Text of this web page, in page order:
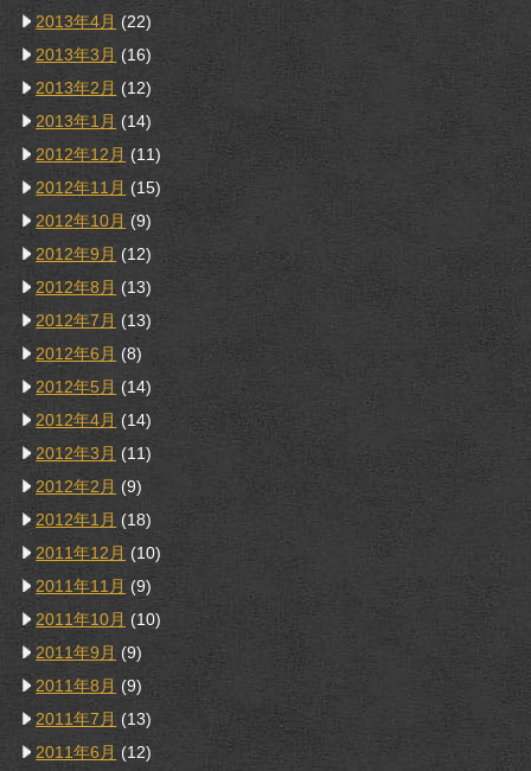
2013年4月 (22)
2013年3月 (16)
2013年2月 (12)
2013年1月 (14)
2012年12月 (11)
2012年11月 (15)
2012年10月 (9)
2012年9月 (12)
2012年8月 (13)
2012年7月 (13)
2012年6月 (8)
2012年5月 (14)
2012年4月 (14)
2012年3月 (11)
2012年2月 (9)
2012年1月 (18)
2011年12月 (10)
2011年11月 (9)
2011年10月 (10)
2011年9月 (9)
2011年8月 (9)
2011年7月 (13)
2011年6月 (12)